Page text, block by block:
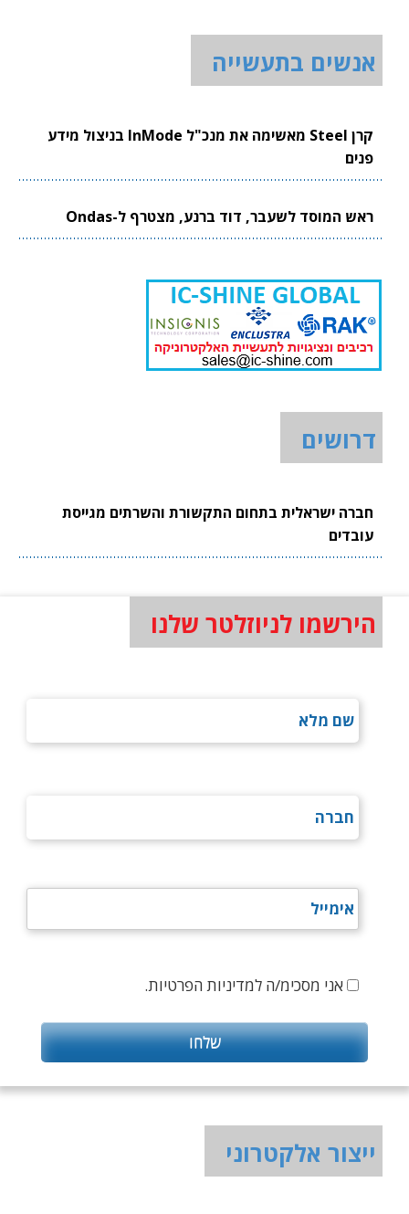
אנשים בתעשייה
קרן Steel מאשימה את מנכ"ל InMode בניצול מידע
פנים
ראש המוסד לשעבר, דוד ברנע, מצטרף ל-Ondas
דרושים
חברה ישראלית בתחום התקשורת והשרתים מגייסת
עובדים
הירשמו לניוזלטר שלנו
אני מסכימ/ה למדיניות הפרטיות.
ייצור אלקטרוני